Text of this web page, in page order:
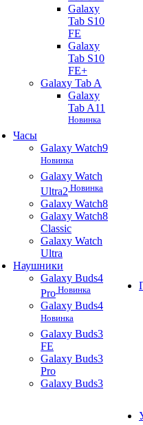
Galaxy
Tab S10
FE
Galaxy
Tab S10
FE+
Galaxy Tab A
Galaxy
Tab A11
Новинка
Часы
Galaxy Watch9
Новинка
Galaxy Watch
Ultra2 Новинка
Galaxy Watch8
Galaxy Watch8
Classic
Galaxy Watch
Ultra
Наушники
Galaxy Buds4
Pro Новинка
Galaxy Buds4
Новинка
Galaxy Buds3
FE
Galaxy Buds3
Pro
Galaxy Buds3